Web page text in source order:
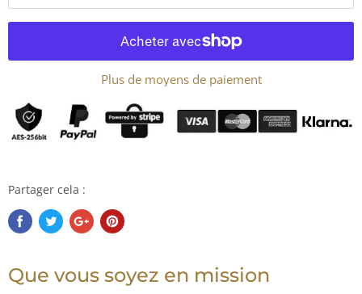
Plus de moyens de paiement
Partager cela :
Que vous soyez en mission